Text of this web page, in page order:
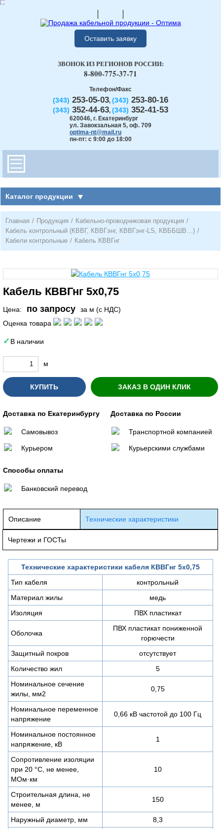
Оставить заявку
Телефон/Факс
(343) 253-05-03, (343) 253-80-16
(343) 352-44-63, (343) 352-41-53
620046, г. Екатеринбург
ул. Завокзальная 5, оф. 709
optima-nt@mail.ru
пн-пт: с 9:00 до 18:00
ЗВОНОК ИЗ РЕГИОНОВ РОССИИ:
8-800-775-37-71
Каталог продукции
Главная / Продукция / Кабельно-проводниковая продукция /
Кабель контрольный (КВВГ, КВВГэнг, КВВГэнг-LS, КВББШВ…) /
Кабели контрольные / Кабель КВВГнг
Кабель КВВГнг 5х0,75
Цена: по запросу
за м (с НДС)
Оценка товара
В наличии
м
КУПИТЬ ЗАКАЗ В ОДИН КЛИК
Доставка по Екатеринбургу
Самовывоз
Курьером
Доставка по России
Транспортной компанией
Курьерскими службами
Способы оплаты
Банковский перевод
Описание Технические характеристики
Чертежи и ГОСТы
Технические характеристики кабеля КВВГнг 5х0,75
Тип кабеля
контрольный
Материал жилы
медь
Изоляция
ПВХ пластикат
Оболочка
ПВХ пластикат пониженной
горючести
Защитный покров
отсутствует
Количество жил
5
Номинальное сечение
жилы, мм2
0,75
Номинальное переменное
напряжение
0,66 кВ частотой до 100 Гц
Номинальное постоянное
напряжение, кВ
1
Сопротивление изоляции
при 20 °С, не менее,
МОм·км
10
Строительная длина, не
менее, м
150
Наружный диаметр, мм
8,3